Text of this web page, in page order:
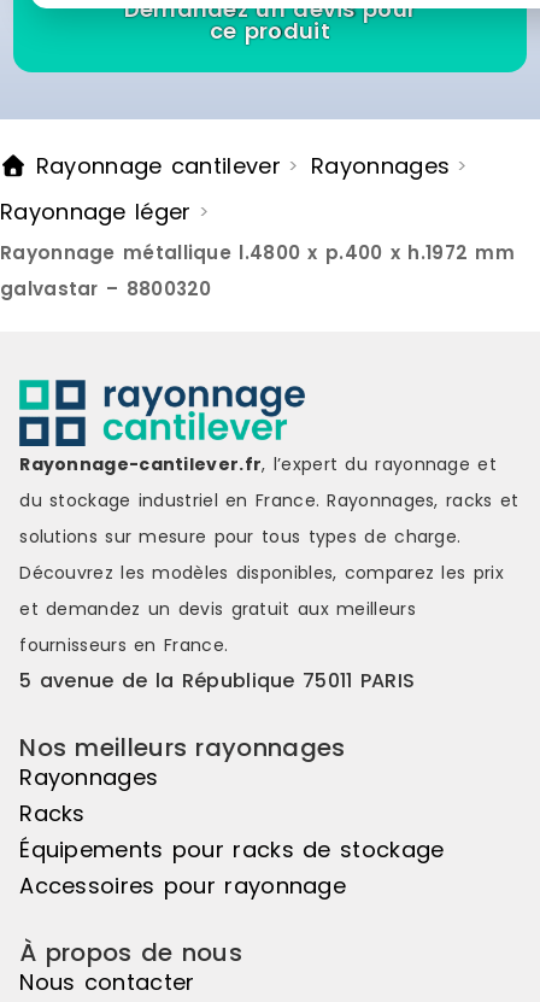
Demandez un devis pour
ce produit
Rayonnage cantilever > Rayonnages >
Rayonnage léger >
Rayonnage métallique l.4800 x p.400 x h.1972 mm
galvastar – 8800320
Rayonnage-cantilever.fr, l’expert du rayonnage et
du stockage industriel en France. Rayonnages, racks et
solutions sur mesure pour tous types de charge.
Découvrez les modèles disponibles, comparez les prix
et demandez un devis gratuit aux meilleurs
fournisseurs en France.
5 avenue de la République 75011 PARIS
Nos meilleurs rayonnages
Rayonnages
Racks
Équipements pour racks de stockage
Accessoires pour rayonnage
À propos de nous
Nous contacter